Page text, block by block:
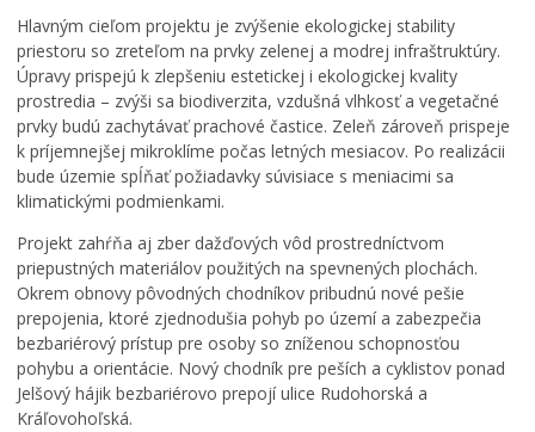
Gisplan mesta Banská Bystrica
Mestská hromadná doprava
Ankety
Odkaz pre starostu
WiFi mesta
Služba pre nepočujúcich
Pomoc pre ľudí bez domova
ZELENÉ SÍDLISKÁ
Participatívny proces
Projekt: Procesy zapájajúce obyvateľov do podpory
biodiverzity na sídliskách v Banskej Bystrici
Dotazník – Parkovanie v projekte Zelené sídliská
Hlavným cieľom projektu je zvýšenie ekologickej stability
priestoru so zreteľom na prvky zelenej a modrej infraštruktúry.
Úpravy prispejú k zlepšeniu estetickej i ekologickej kvality
prostredia – zvýši sa biodiverzita, vzdušná vlhkosť a vegetačné
prvky budú zachytávať prachové častice. Zeleň zároveň prispeje
k príjemnejšej mikroklíme počas letných mesiacov. Po realizácii
bude územie spĺňať požiadavky súvisiace s meniacimi sa
klimatickými podmienkami.
Projekt zahŕňa aj zber dažďových vôd prostredníctvom
priepustných materiálov použitých na spevnených plochách.
Okrem obnovy pôvodných chodníkov pribudnú nové pešie
prepojenia, ktoré zjednodušia pohyb po území a zabezpečia
bezbariérový prístup pre osoby so zníženou schopnosťou
pohybu a orientácie. Nový chodník pre peších a cyklistov ponad
Jelšový hájik bezbariérovo prepojí ulice Rudohorská a
Kráľovohoľská.